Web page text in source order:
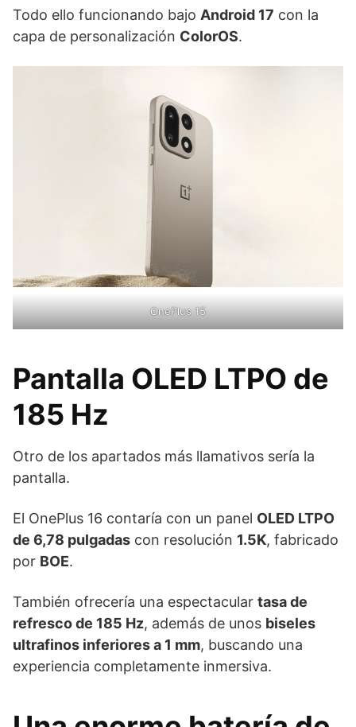
Todo ello funcionando bajo Android 17 con la
capa de personalización ColorOS.
OnePlus 15
Pantalla OLED LTPO de
185 Hz
Otro de los apartados más llamativos sería la
pantalla.
El OnePlus 16 contaría con un panel OLED LTPO
de 6,78 pulgadas con resolución 1.5K, fabricado
por BOE.
También ofrecería una espectacular tasa de
refresco de 185 Hz, además de unos biseles
ultrafinos inferiores a 1 mm, buscando una
experiencia completamente inmersiva.